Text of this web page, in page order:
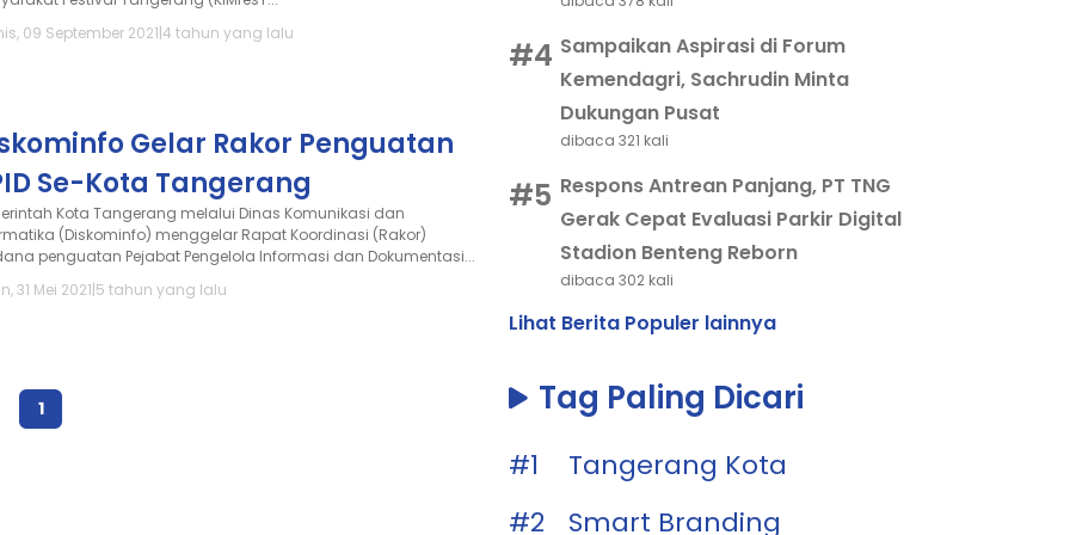
09 September 2021|4 tahun yang lalu
Gelar Rakor Penguatan
Se-Kota Tangerang
Kota Tangerang melalui Dinas Komunikasi dan
(Diskominfo) menggelar Rapat Koordinasi (Rakor)
penguatan Pejabat Pengelola Informasi dan Dokumentasi...
31 Mei 2021|5 tahun yang lalu
1
#4 Sampaikan Aspirasi di Forum
Kemendagri, Sachrudin Minta
Dukungan Pusat
dibaca 321 kali
#5 Respons Antrean Panjang, PT TNG
Gerak Cepat Evaluasi Parkir Digital
Stadion Benteng Reborn
dibaca 302 kali
Lihat Berita Populer lainnya
Tag Paling Dicari
#1
Tangerang Kota
#2
Smart Branding